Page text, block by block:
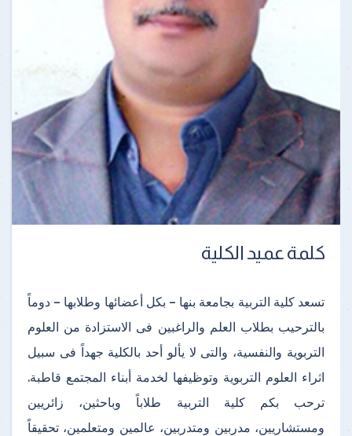
كلمة عميد الكلية
تسعد كلية التربية بجامعة بنها – بكل أعضائها وطلابها – دوماً
بالترحيب بطلاب العلم والراغبين فى الاستزادة من العلوم
التربوية والنفسية، والتى لا يألو أحد بالكلية جهداً فى سبيل
اثراء العلوم التربوية وتوظيفها لخدمة أبناء المجتمع قاطبة.
ترحب بكم كلية التربية طلاباً وباحثين، زائريين
ومستشاريين، مدربين ومتدربين، عالمين ومتعلمين، تحقيقاً